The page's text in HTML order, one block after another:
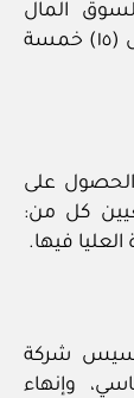
المال
الاعتراض على قرار تعيين مجلس الإدارة خلال (١٥) خمسة
على
كل من:
فيها.
شركة
وإنهاء